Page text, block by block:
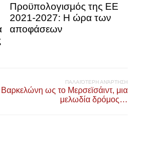
Προϋπολογισμός της ΕΕ
2021-2027: Η ώρα των
αποφάσεων
ΠΑΛΑΙΌΤΕΡΗ ΑΝΆΡΤΗΣΗ
ως το Μερσεϊσάιντ, μια
μελωδία δρόμος…